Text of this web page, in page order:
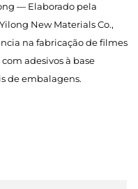
— Elaborado pela
New Materials Co.,
na fabricação de filmes
adesivos à base
de embalagens.